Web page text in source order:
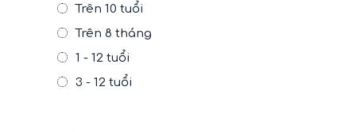
Trên 10 tuổi
Trên 8 tháng
1 - 12 tuổi
3 - 12 tuổi